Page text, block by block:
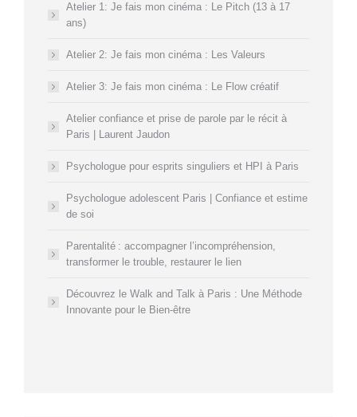
Atelier 1: Je fais mon cinéma : Le Pitch (13 à 17
ans)
Atelier 2: Je fais mon cinéma : Les Valeurs
Atelier 3: Je fais mon cinéma : Le Flow créatif
Atelier confiance et prise de parole par le récit à
Paris | Laurent Jaudon
Psychologue pour esprits singuliers et HPI à Paris
Psychologue adolescent Paris | Confiance et estime
de soi
Parentalité : accompagner l’incompréhension,
transformer le trouble, restaurer le lien
Découvrez le Walk and Talk à Paris : Une Méthode
Innovante pour le Bien-être